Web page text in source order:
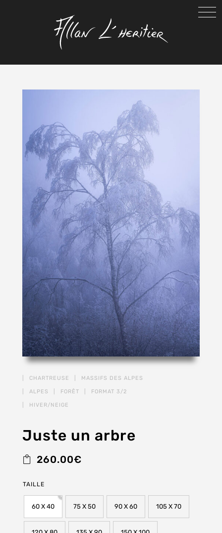
Juste un arbre
260.00€
TAILLE
60 X 40 75 X 50 90 X 60 105 X 70